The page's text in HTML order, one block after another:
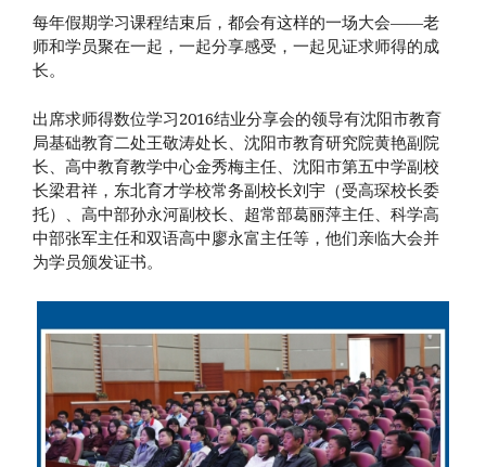
每年假期学习课程结束后，都会有这样的一场大会——老
师和学员聚在一起，一起分享感受，一起见证求师得的成
长。
出席求师得数位学习2016结业分享会的领导有沈阳市教育
局基础教育二处王敬涛处长、沈阳市教育研究院黄艳副院
长、高中教育教学中心金秀梅主任、沈阳市第五中学副校
长梁君祥，东北育才学校常务副校长刘宇（受高琛校长委
托）、高中部孙永河副校长、超常部葛丽萍主任、科学高
中部张军主任和双语高中廖永富主任等，他们亲临大会并
为学员颁发证书。